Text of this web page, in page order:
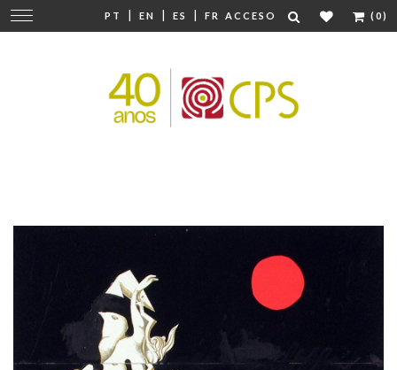
PT | EN | ES | FR ACCESO (0)
Cambiar
navegación